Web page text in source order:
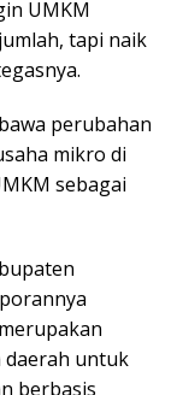
UMKM
tapi naik
perubahan
mikro di
sebagai
daerah untuk
berbasis